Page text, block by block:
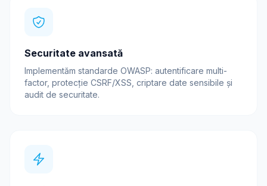
Securitate avansată
Implementăm standarde OWASP: autentificare multi-
factor, protecție CSRF/XSS, criptare date sensibile și
audit de securitate.